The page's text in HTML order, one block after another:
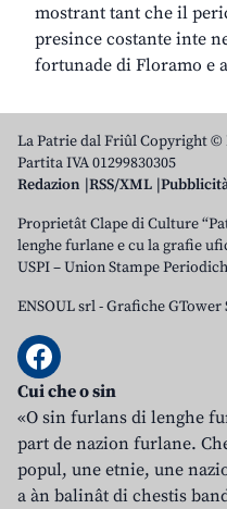
mostrant tant che il
presince costante inte
fortunade di Floramo e
La Patrie dal Friûl Copyright ©
Partita IVA 01299830305
Redazion RSS/XML
Proprietât Clape di Culture
lenghe furlane e cu la grafie
USPI – Union Stampe
ENSOUL srl-Grafiche GTower
Cui che o sin
«O sin furlans di lenghe
part de nazion furlane.
popul, une etnie, une
a àn balinât di chestis